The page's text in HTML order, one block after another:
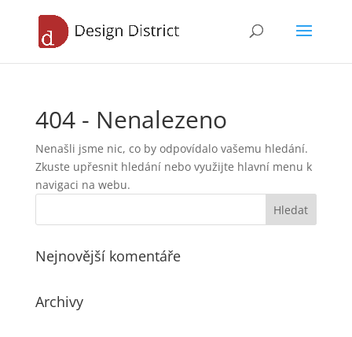
404 - Nenalezeno
Nenašli jsme nic, co by odpovídalo vašemu hledání.
Zkuste upřesnit hledání nebo využijte hlavní menu k
navigaci na webu.
Nejnovější komentáře
Archivy